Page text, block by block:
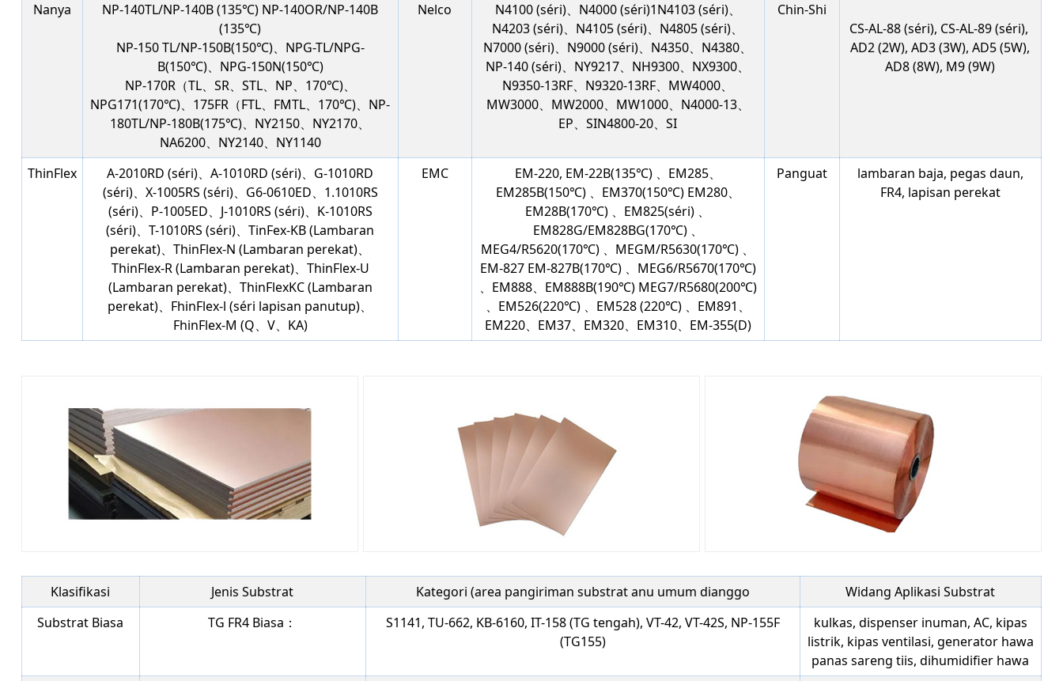
Nanya
NP-140TL/NP-140B (135℃) NP-140OR/NP-140B
(135℃)
NP-150 TL/NP-150B(150℃)、NPG-TL/NPG-
B(150℃)、NPG-150N(150℃)
NP-170R（TL、SR、STL、NP、170℃)、
NPG171(170℃)、175FR（FTL、FMTL、170℃)、NP-
180TL/NP-180B(175℃)、NY2150、NY2170、
NA6200、NY2140、NY1140
Nelco
N4100 (séri)、N4000 (séri)1N4103 (séri)、
N4203 (séri)、N4105 (séri)、N4805 (séri)、
N7000 (séri)、N9000 (séri)、N4350、N4380、
NP-140 (séri)、NY9217、NH9300、NX9300、
N9350-13RF、N9320-13RF、MW4000、
MW3000、MW2000、MW1000、N4000-13、
EP、SIN4800-20、SI
Chin-Shi
CS-AL-88 (séri), ​​CS-AL-89 (séri), ​​
AD2 (2W), AD3 (3W), AD5 (5W),
AD8 (8W), M9 (9W)
ThinFlex
A-2010RD (séri)、A-1010RD (séri)、G-1010RD
(séri)、X-1005RS (séri)、G6-0610ED、1.1010RS
(séri)、P-1005ED、J-1010RS (séri)、K-1010RS
(séri)、T-1010RS (séri)、TinFex-KB (Lambaran
perekat)、ThinFlex-N (Lambaran perekat)、
ThinFlex-R (Lambaran perekat)、ThinFlex-U
(Lambaran perekat)、ThinFlexKC (Lambaran
perekat)、FhinFlex-l (séri lapisan panutup)、
FhinFlex-M (Q、V、KA)
EMC
EM-220, EM-22B(135℃) 、EM285、
EM285B(150℃) 、EM370(150℃) EM280、
EM28B(170℃) 、EM825(séri) 、
EM828G/EM828BG(170℃) 、
MEG4/R5620(170℃) 、MEGM/R5630(170℃) 、
EM-827 EM-827B(170℃) 、MEG6/R5670(170℃)
、EM888、EM888B(190℃) MEG7/R5680(200℃)
、EM526(220℃) 、EM528 (220℃) 、EM891、
EM220、EM37、EM320、EM310、EM-355(D)
Panguat
lambaran baja, pegas daun,
FR4, lapisan perekat
Klasifikasi Jenis Substrat Kategori (area pangiriman substrat anu umum dianggo
Widang Aplikasi Substrat
Substrat Biasa
TG FR4 Biasa：
S1141, TU-662, KB-6160, IT-158 (TG tengah), VT-42, VT-42S, NP-155F
(TG155)
kulkas, dispenser inuman, AC, kipas
listrik, kipas ventilasi, generator hawa
panas sareng tiis, dihumidifier hawa